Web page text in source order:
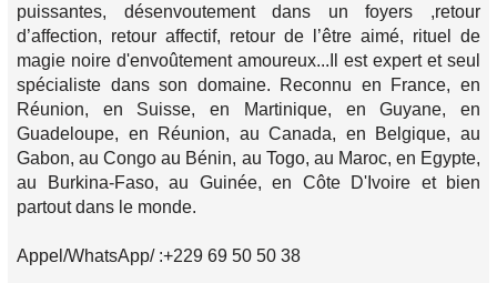
puissantes, désenvoutement dans un foyers ,retour
d’affection, retour affectif, retour de l’être aimé, rituel de
magie noire d'envoûtement amoureux...Il est expert et seul
spécialiste dans son domaine. Reconnu en France, en
Réunion, en Suisse, en Martinique, en Guyane, en
Guadeloupe, en Réunion, au Canada, en Belgique, au
Gabon, au Congo au Bénin, au Togo, au Maroc, en Egypte,
au Burkina-Faso, au Guinée, en Côte D'Ivoire et bien
partout dans le monde.
Appel/WhatsApp/ :+229 69 50 50 38